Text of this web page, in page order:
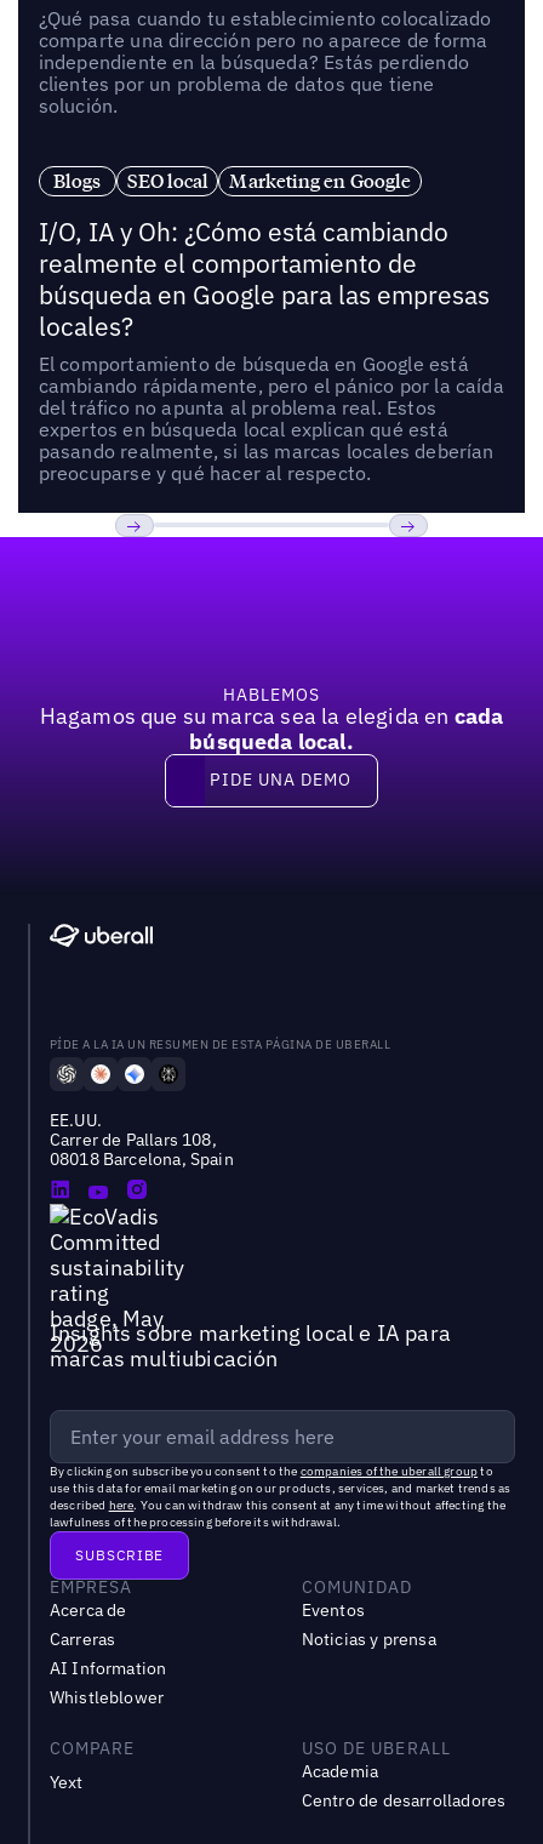
¿Qué pasa cuando tu establecimiento colocalizado
comparte una dirección pero no aparece de forma
independiente en la búsqueda? Estás perdiendo
clientes por un problema de datos que tiene
solución.
Blogs SEO local Marketing en Google
I/O, IA y Oh: ¿Cómo está cambiando
realmente el comportamiento de
búsqueda en Google para las empresas
locales?
El comportamiento de búsqueda en Google está
cambiando rápidamente, pero el pánico por la caída
del tráfico no apunta al problema real. Estos
expertos en búsqueda local explican qué está
pasando realmente, si las marcas locales deberían
preocuparse y qué hacer al respecto.
HABLEMOS
Hagamos que su marca sea la elegida en cada
búsqueda local.
Pide una demo
PIDE UNA DEMO
PÍDE A LA IA UN RESUMEN DE ESTA PÁGINA DE UBERALL
EE.UU.
Carrer de Pallars 108,
08018 Barcelona, Spain
Insights sobre marketing local e IA para
marcas multiubicación
By clicking on subscribe you consent to the companies of the uberall groupto
use this data for email marketing on our products, services, and market trends as
described here. You can withdraw this consent at any time without affecting the
lawfulness of the processing before its withdrawal.
EMPRESA
Acerca de
Carreras
AI Information
Whistleblower
COMUNIDAD
Eventos
Noticias y prensa
COMPARE
Yext
USO DE UBERALL
Academia
Centro de desarrolladores